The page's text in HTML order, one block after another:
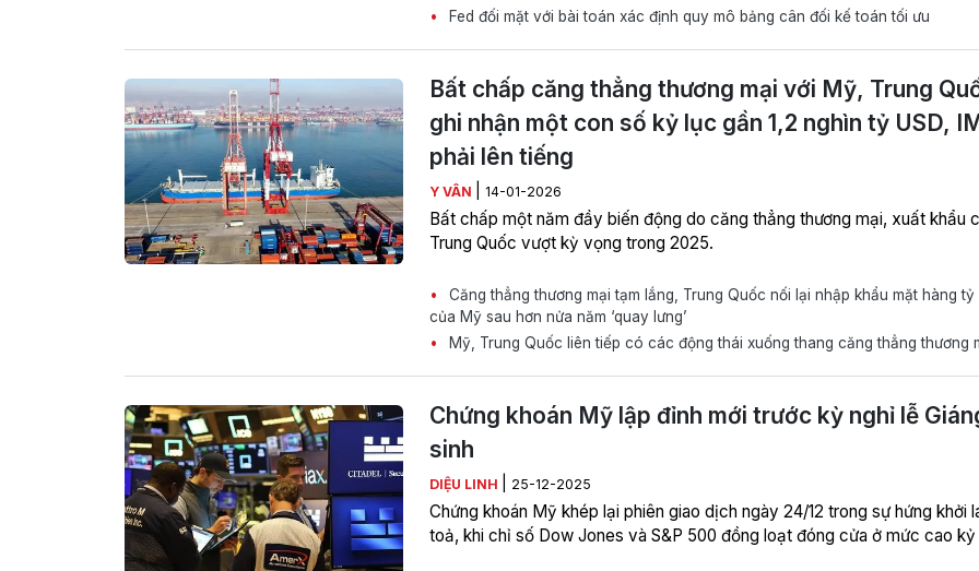
Fed đối mặt với bài toán xác định quy mô bảng cân đối kế toán tối ưu
Bất chấp căng thẳng thương mại với Mỹ, Trung
ghi nhận một con số kỷ lục gần 1,2 nghìn tỷ USD,
phải lên tiếng
Y VÂN 14-01-2026
Bất chấp một năm đầy biến động do căng thẳng thương mại, xuất khẩu
Trung Quốc vượt kỳ vọng trong 2025.
Căng thẳng thương mại tạm lắng, Trung Quốc nối lại nhập khẩu mặt hàng tỷ
của Mỹ sau hơn nửa năm ‘quay lưng’
Mỹ, Trung Quốc liên tiếp có các động thái xuống thang căng thẳng thương
Chứng khoán Mỹ lập đỉnh mới trước kỳ nghỉ lễ
sinh
DIỆU LINH 25-12-2025
Chứng khoán Mỹ khép lại phiên giao dịch ngày 24/12 trong sự hứng khởi
toả, khi chỉ số Dow Jones và S&P 500 đồng loạt đóng cửa ở mức cao kỷ